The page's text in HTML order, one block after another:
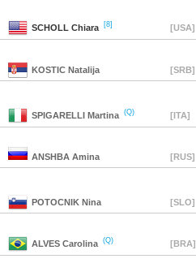
SCHOLL Chiara [8] [USA]
KOSTIC Natalija [SRB]
SPIGARELLI Martina (Q) [ITA]
ANSHBA Amina [RUS]
POTOCNIK Nina [SLO]
ALVES Carolina (Q) [BRA]